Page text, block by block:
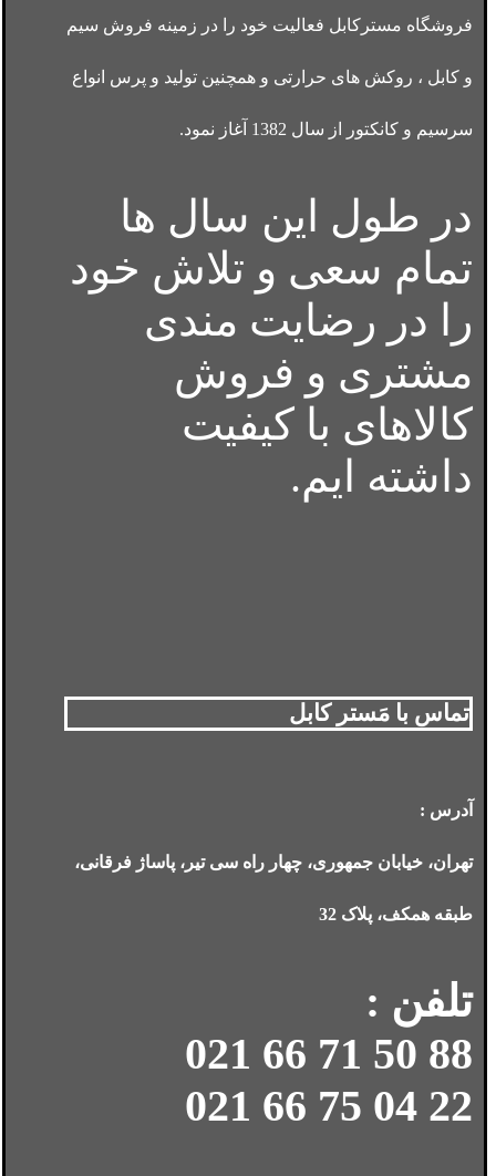
فروشگاه مسترکابل فعالیت خود را در زمینه فروش سیم
و کابل ، روکش های حرارتی و همچنین تولید و پرس انواع
سرسیم و کانکتور از سال 1382 آغاز نمود.
در طول این سال ها
تمام سعی و تلاش خود
را در رضایت مندی
مشتری و فروش
کالاهای با کیفیت
داشته ایم.
تماس با مَستر کابل
آدرس :
تهران، خیابان جمهوری، چهار راه سی تیر، پاساژ فرقانی،
طبقه همکف، پلاک 32
تلفن :
88 50 71 66 021
22 04 75 66 021